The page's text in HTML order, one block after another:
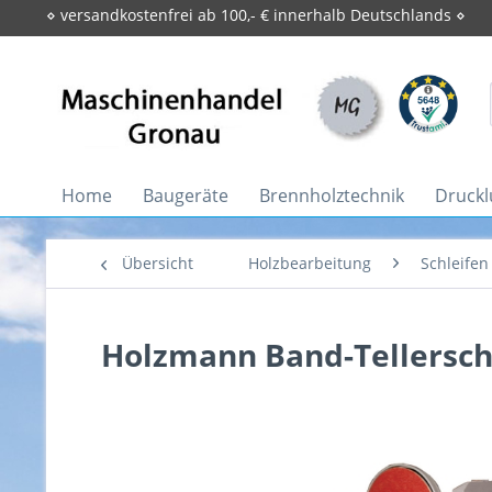
⋄ versandkostenfrei ab 100,- € innerhalb Deutschlands ⋄
Home Baugeräte Brennholztechnik
Übersicht Holzbearbeitung Schleifen
Holzmann Band-